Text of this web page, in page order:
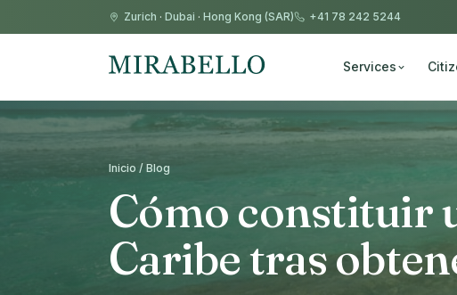
Zurich · Dubai · Hong Kong (SAR) +41 78 242 5244
Services
Inicio / Blog
Cómo constituir
Caribe tras